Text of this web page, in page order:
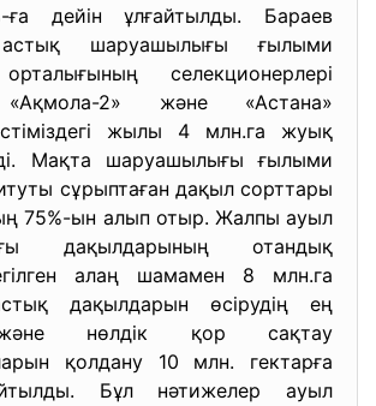
ға дейін ұлғайтылды. Бараев
шаруашылығы ғылыми
орталығының селекционерлері
2» және «Астана»
жылы 4 млн.га жуық
Мақта шаруашылығы ғылыми
сұрыптаған дақыл сорттары
75%-ын алып отыр. Жалпы ауыл
дақылдарының отандық
алаң шамамен 8 млн.га
дақылдарын өсірудің ең
нөлдік қор сақтау
қолдану 10 млн. гектарға
Бұл нәтижелер ауыл